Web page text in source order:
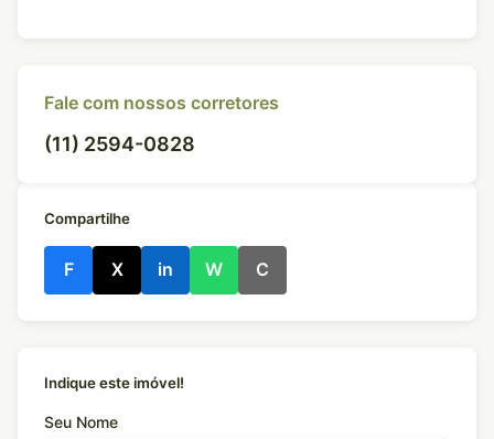
Fale com nossos corretores
(11) 2594-0828
Compartilhe
F X in W C
Indique este imóvel!
Seu Nome